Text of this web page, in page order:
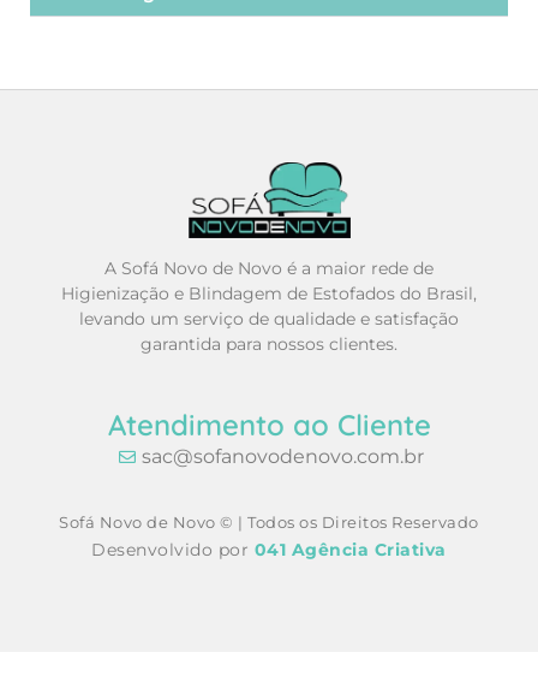
A Sofá Novo de Novo é a maior rede de
Higienização e Blindagem de Estofados do Brasil,
levando um serviço de qualidade e satisfação
garantida para nossos clientes.
Atendimento ao Cliente
sac@sofanovodenovo.com.br
Sofá Novo de Novo © | Todos os Direitos Reservado
Desenvolvido por 041 Agência Criativa